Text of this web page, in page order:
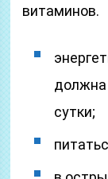
витаминов.
сутки;